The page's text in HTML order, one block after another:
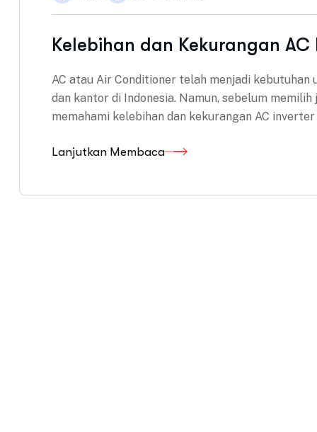
Kelebihan dan Kekurangan
AC atau Air Conditioner telah menjadi
dan kantor di Indonesia. Namun, sebelum
memahami kelebihan dan kekurangan AC
Lanjutkan Membaca